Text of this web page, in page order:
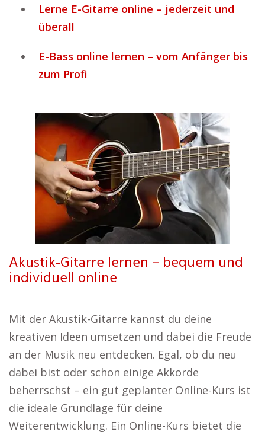
Lerne E-Gitarre online – jederzeit und
überall
E-Bass online lernen – vom Anfänger bis
zum Profi
Akustik-Gitarre lernen – bequem und
individuell online
Mit der Akustik-Gitarre kannst du deine
kreativen Ideen umsetzen und dabei die Freude
an der Musik neu entdecken. Egal, ob du neu
dabei bist oder schon einige Akkorde
beherrschst – ein gut geplanter Online-Kurs ist
die ideale Grundlage für deine
Weiterentwicklung. Ein Online-Kurs bietet die